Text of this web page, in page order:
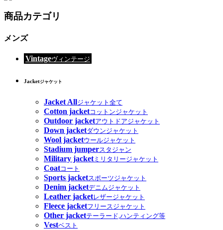
商品カテゴリ
メンズ
Vintageヴィンテージ
Jacketジャケット
Jacket Allジャケット全て
Cotton jacketコットンジャケット
Outdoor jacketアウトドアジャケット
Down jacketダウンジャケット
Wool jacketウールジャケット
Stadium jumperスタジャン
Military jacketミリタリージャケット
Coatコート
Sports jacketスポーツジャケット
Denim jacketデニムジャケット
Leather jacketレザージャケット
Fleece jacketフリースジャケット
Other jacketテーラード,ハンティング等
Vestベスト